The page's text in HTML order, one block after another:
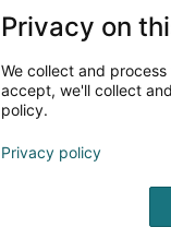
Privacy on
We collect and
accept, we'll collect
policy.
Privacy policy